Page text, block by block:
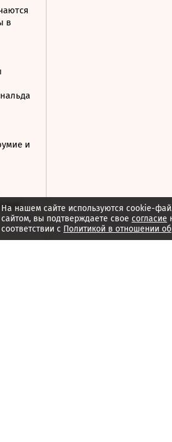
в
и
На нашем сайте используются cookie-
сайтом, вы подтверждаете свое согласие
соответствии с Политикой в отношении